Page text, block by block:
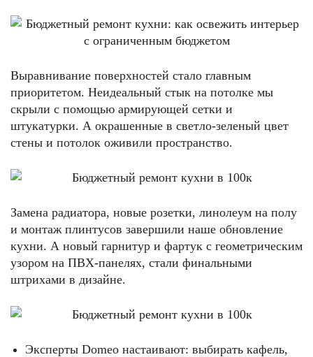
Выравнивание поверхностей стало главным
приоритетом. Неидеальный стык на потолке мы
скрыли с помощью армирующей сетки и
штукатурки. А окрашенные в светло-зеленый цвет
стены и потолок оживили пространство.
Замена радиатора, новые розетки, линолеум на полу
и монтаж плинтусов завершили наше обновление
кухни. А новый гарнитур и фартук с геометрическим
узором на ПВХ-панелях, стали финальными
штрихами в дизайне.
Эксперты Domeo настаивают: выбирать кафель,